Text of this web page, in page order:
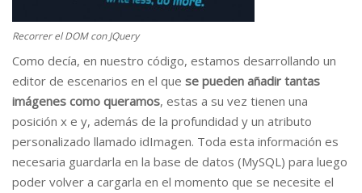
Recorrer el DOM con JQuery
Como decía, en nuestro código, estamos desarrollando un
editor de escenarios en el que se pueden añadir tantas
imágenes como queramos, estas a su vez tienen una
posición x e y, además de la profundidad y un atributo
personalizado llamado idImagen. Toda esta información es
necesaria guardarla en la base de datos (MySQL) para luego
poder volver a cargarla en el momento que se necesite el